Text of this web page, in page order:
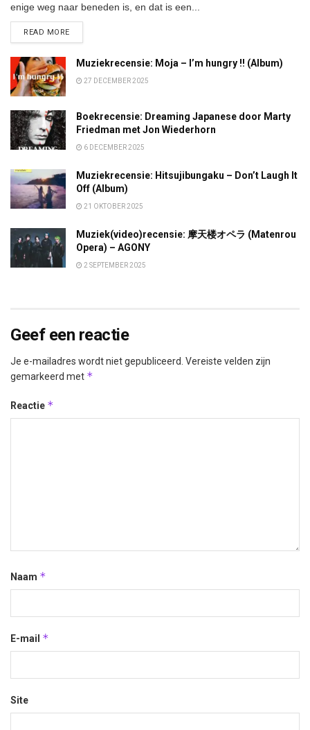
enige weg naar beneden is, en dat is een...
READ MOREDETAILS
Muziekrecensie: Moja – I’m hungry !! (Album)
27 DECEMBER 2025
Boekrecensie: Dreaming Japanese door Marty
Friedman met Jon Wiederhorn
6 DECEMBER 2025
Muziekrecensie: Hitsujibungaku – Don’t Laugh It
Off (Album)
21 OKTOBER 2025
Muziek(video)recensie: 摩天楼オペラ (Matenrou
Opera) – AGONY
2 SEPTEMBER 2025
Geef een reactie
Je e-mailadres wordt niet gepubliceerd. Vereiste velden zijn
gemarkeerd met *
Reactie *
Naam *
E-mail *
Site